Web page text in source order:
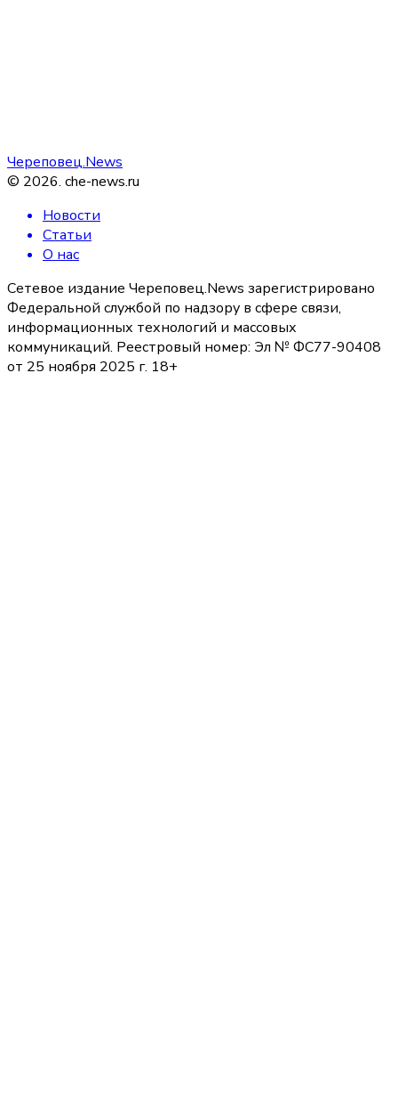
Череповец.News
© 2026. che-news.ru
Новости
Статьи
О нас
Сетевое издание Череповец.News зарегистрировано
Федеральной службой по надзору в сфере связи,
информационных технологий и массовых
коммуникаций. Реестровый номер: Эл № ФС77-90408
от 25 ноября 2025 г. 18+